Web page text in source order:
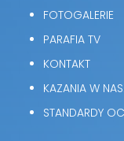
FOTOGALERIE
PARAFIA TV
KONTAKT
KAZANIA W
STANDARDY